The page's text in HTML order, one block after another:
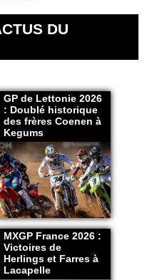
DU
GP de Lettonie 2026
: Doublé historique
des frères Coenen à
Kegums
MXGP France 2026 :
Victoires de
Herlings et Farres à
Lacapelle